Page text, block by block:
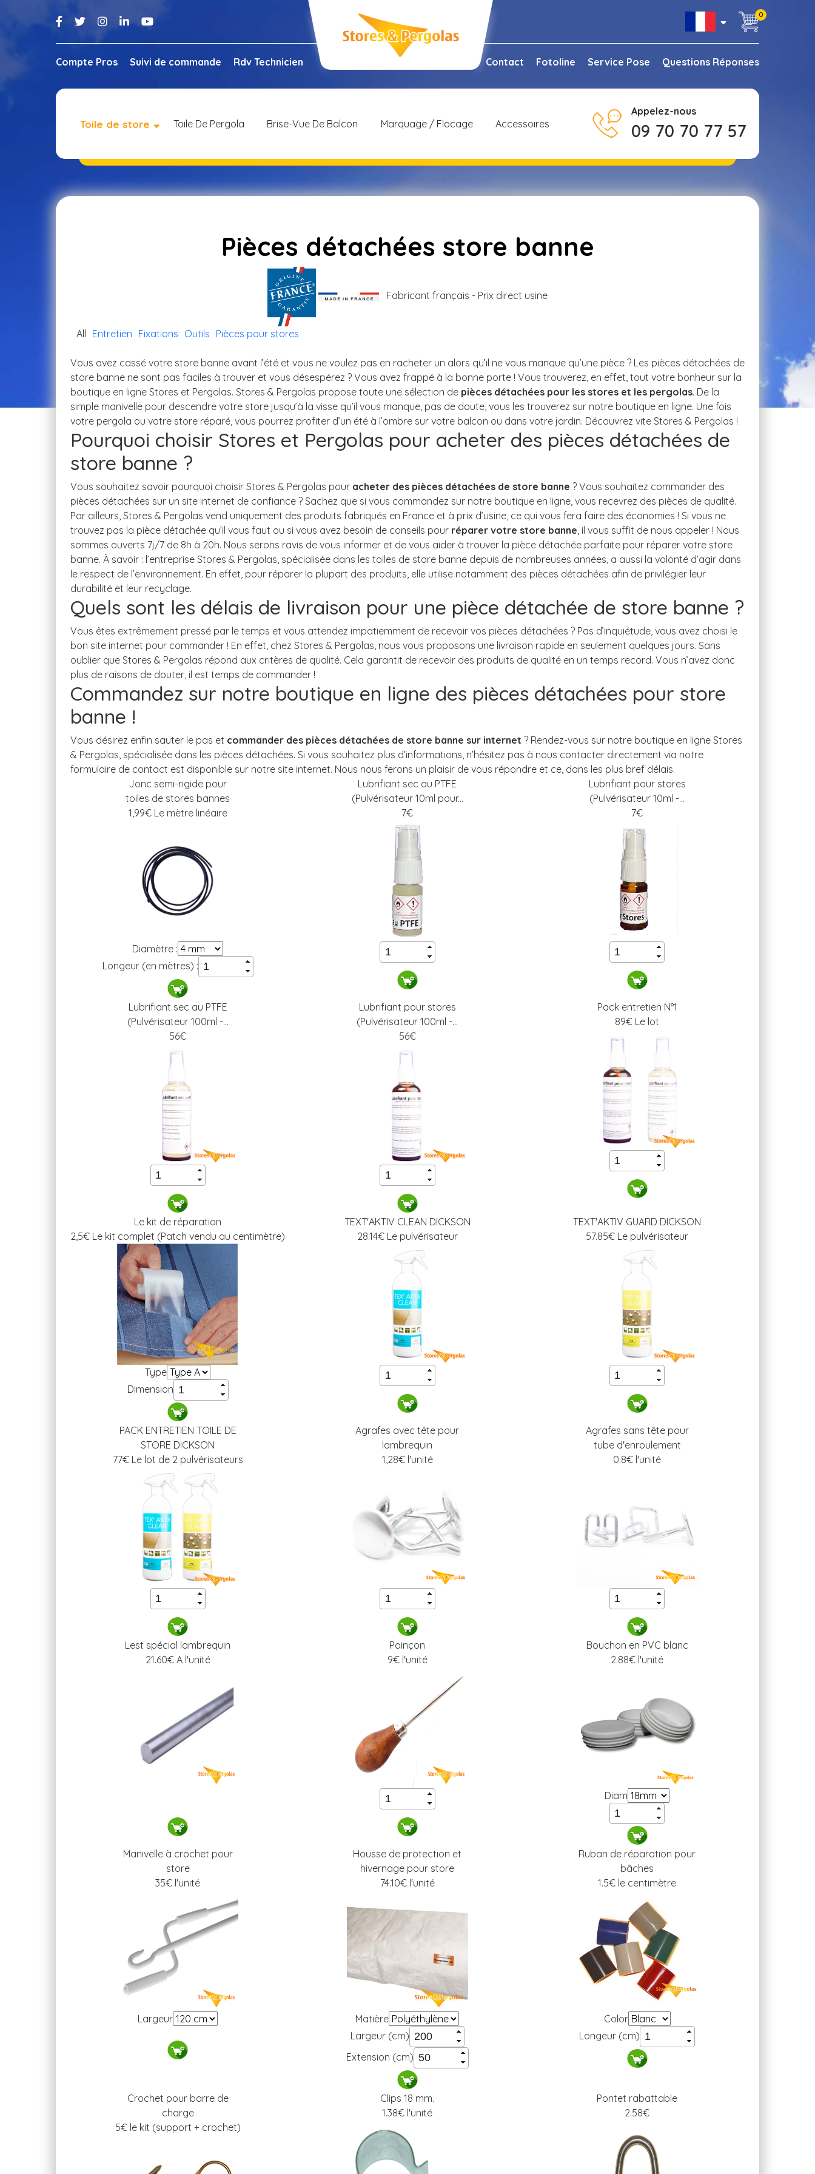
0
Compte Pros Suivi de commande Rdv Technicien Contact Fotoline Service Pose Questions Réponses
Toile de store Toile De Pergola Brise-Vue De Balcon Marquage / Flocage Accessoires
Appelez-nous
09 70 70 77 57
Fabricant français - Prix direct usine
All Entretien Fixations Outils Pièces pour stores
pièces détachées pour les stores et les pergolas
Pourquoi choisir Stores et Pergolas pour acheter des pièces détachées de
store banne ?
acheter des pièces détachées de store banne
réparer votre store banne
Quels sont les délais de livraison pour une pièce détachée de store banne ?
Commandez sur notre boutique en ligne des pièces détachées pour store
banne !
commander des pièces détachées de store banne sur internet
Jonc semi-rigide pour
toiles de stores bannes
1,99€ Le mètre linéaire
Diamètre :
Longeur (en mètres) :
Lubrifiant sec au PTFE
(Pulvérisateur 10ml pour...
7€
Lubrifiant pour stores
(Pulvérisateur 10ml -...
7€
Lubrifiant sec au PTFE
(Pulvérisateur 100ml -...
56€
Lubrifiant pour stores
(Pulvérisateur 100ml -...
56€
Pack entretien N°1
89€ Le lot
Le kit de réparation
2,5€ Le kit complet (Patch vendu au centimètre)
Type
Dimension
TEXT'AKTIV CLEAN DICKSON
28.14€ Le pulvérisateur
TEXT'AKTIV GUARD DICKSON
57.85€ Le pulvérisateur
PACK ENTRETIEN TOILE DE
STORE DICKSON
77€ Le lot de 2 pulvérisateurs
Agrafes avec tête pour
lambrequin
1,28€ l'unité
Agrafes sans tête pour
tube d'enroulement
0.8€ l'unité
Lest spécial lambrequin
21.60€ A l'unité
Poinçon
9€ l'unité
Bouchon en PVC blanc
2.88€ l'unité
Diam
Manivelle à crochet pour
store
35€ l'unité
Largeur
Housse de protection et
hivernage pour store
74.10€ l'unité
Matière
Largeur (cm)
Extension (cm)
Ruban de réparation pour
bâches
1.5€ le centimètre
Color
Longeur (cm)
Crochet pour barre de
charge
5€ le kit (support + crochet)
Clips 18 mm.
1.38€ l'unité
Pontet rabattable
2.58€